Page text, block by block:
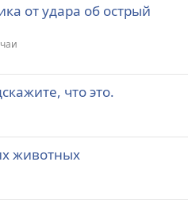
от удара об острый
что это.
животных